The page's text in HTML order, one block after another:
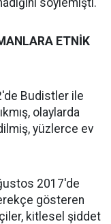
söylemişti.
ETNİK
Budistler ile
olaylarda
yüzlerce ev
2017'de
gösteren
kitlesel şiddet